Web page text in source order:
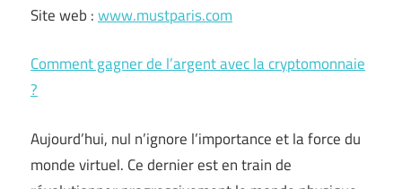
Site web :www.mustparis.com
Comment gagner de l’argent avec la cryptomonnaie
?
Aujourd’hui, nul n’ignore l’importance et la force du
monde virtuel. Ce dernier est en train de